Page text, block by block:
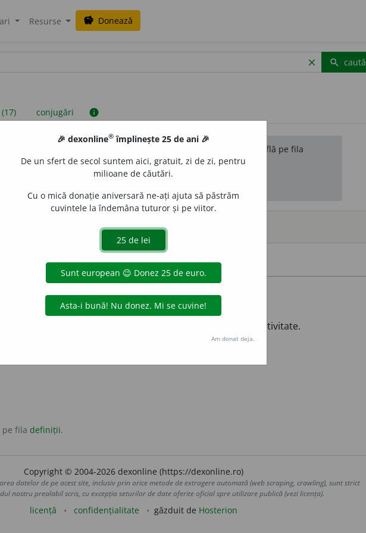
Resurse savings Donează
clear search caută
conjugări info
sunt compilate de echipa dexonline. Definițiile originale se află pe fila
reordona filele pe pagina depreferințe.
surse
fără a realiza nimic, a duce o viață obscură, lipsită de activitate.
pe fila definiții.
Copyright © 2004-2026 dexonline (https://dexonline.ro)
datelor de pe acest site, inclusiv prin orice metode de extragere automată (web scraping, crawling), sunt strict
nostru prealabil scris, cu excepția seturilor de date oferite oficial spre utilizare publică (vezi licența).
licență confidențialitate găzduit de Hosterion
🎉 dexonline® împlinește 25 de ani 🎉
De un sfert de secol suntem aici, gratuit, zi de zi, pentru
milioane de căutări.
Cu o mică donație aniversară ne-ați ajuta să păstrăm
cuvintele la îndemâna tuturor și pe viitor.
Am donat deja.